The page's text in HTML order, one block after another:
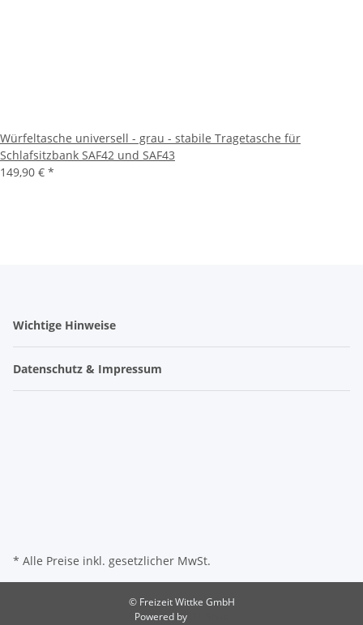
Würfeltasche universell - grau - stabile Tragetasche für
Schlafsitzbank SAF42 und SAF43
149,90 € *
Wichtige Hinweise
Datenschutz & Impressum
* Alle Preise inkl. gesetzlicher MwSt.
© Freizeit Wittke GmbH
Powered by